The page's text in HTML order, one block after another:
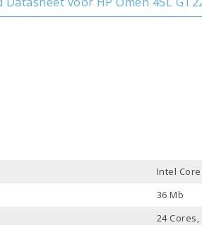
Intel
36 Mb
24